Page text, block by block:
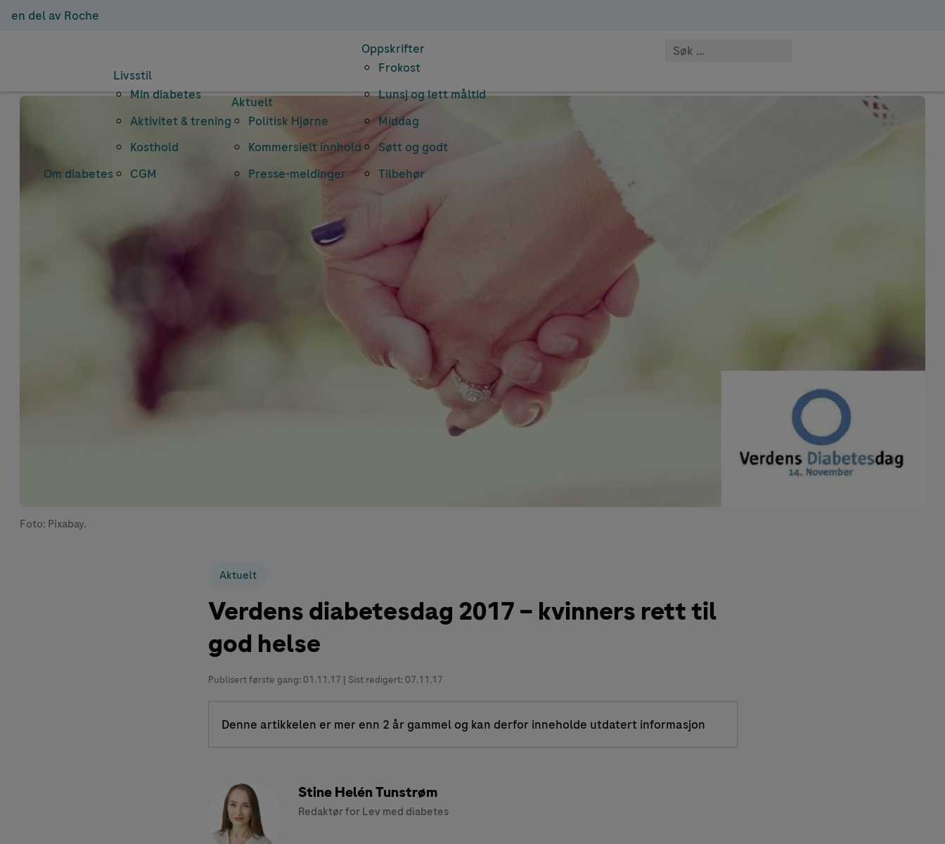
en del av Roche
Om diabetes
Livsstil
Min diabetes
Aktivitet & trening
Kosthold
CGM
Aktuelt
Politisk Hjørne
Kommersielt innhold
Presse-meldinger
Oppskrifter
Frokost
Lunsj og lett måltid
Middag
Søtt og godt
Tilbehør
Foto: Pixabay.
Aktuelt
Verdens diabetesdag 2017 – kvinners rett til
god helse
Publisert første gang: 01.11.17 | Sist redigert: 07.11.17
Denne artikkelen er mer enn 2 år gammel og kan derfor inneholde utdatert informasjon
Stine Helén Tunstrøm
Redaktør for Lev med diabetes